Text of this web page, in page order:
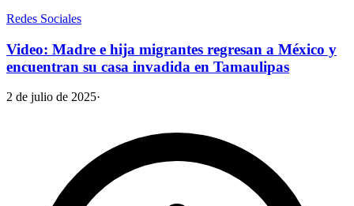
Redes Sociales
Video: Madre e hija migrantes regresan a México y
encuentran su casa invadida en Tamaulipas
2 de julio de 2025·